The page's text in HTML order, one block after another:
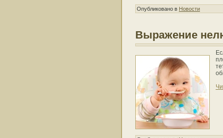
Опубликовано в Новости
Выражение